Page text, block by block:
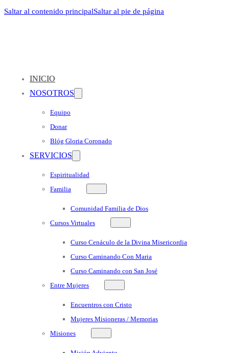
Saltar al contenido principalSaltar al pie de página
INICIO
NOSOTROS
Equipo
Donar
Blóg Gloria Coronado
SERVICIOS
Espiritualidad
Familia
Comunidad Familia de Dios
Cursos Virtuales
Curso Cenáculo de la Divina Misericordia
Curso Caminando Con Maria
Curso Caminando con San José
Entre Mujeres
Encuentros con Cristo
Mujeres Misioneras / Memorias
Misiones